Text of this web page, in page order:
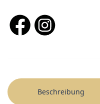
Beschreibung